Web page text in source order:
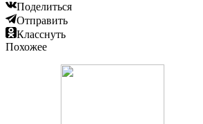
Поделиться
Отправить
Класснуть
Похожее